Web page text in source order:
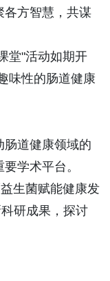
各方智慧，共谋
堂"活动如期开
味性的肠道健康
肠道健康领域的
学术平台。
生菌赋能健康发
研成果，探讨